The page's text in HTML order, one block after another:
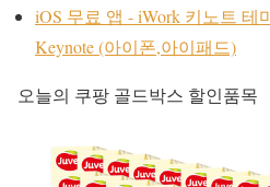
iOS 무료 앱 - iWork 키노트 테
Keynote (아이폰,아이패드)
오늘의 쿠팡 골드박스 할인품목